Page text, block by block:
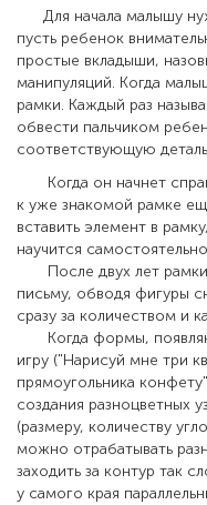
Для начала малышу
пусть ребенок
простые вкладыши,
манипуляций. Когда
рамки. Каждый раз
обвести пальчиком
соответствующую
Когда он начнет
к уже знакомой рамке
вставить элемент в
научится
После двух лет рамки
письму, обводя фигуры
сразу за количеством и
Когда формы,
игру ("Нарисуй мне три
прямоугольника
создания разноцветных
(размеру, количеству
можно отрабатывать
заходить за контур так
у самого края